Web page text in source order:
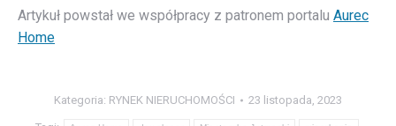
Artykuł powstał we współpracy z patronem portalu Aurec
Home
Kategoria: RYNEK NIERUCHOMOŚCI 23 listopada, 2023